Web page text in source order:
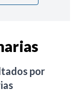
por